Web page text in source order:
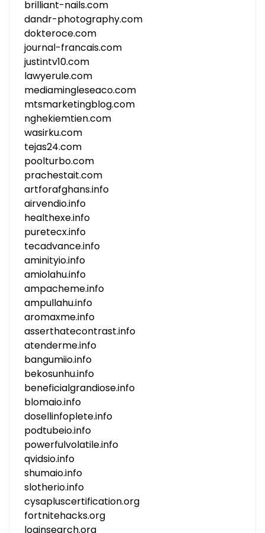
brilliant-nails.com
dandr-photography.com
dokteroce.com
journal-francais.com
justintv10.com
lawyerule.com
mediamingleseaco.com
mtsmarketingblog.com
nghekiemtien.com
wasirku.com
tejas24.com
poolturbo.com
prachestait.com
artforafghans.info
airvendio.info
healthexe.info
puretecx.info
tecadvance.info
aminityio.info
amiolahu.info
ampacheme.info
ampullahu.info
aromaxme.info
asserthatecontrast.info
atenderme.info
bangumiio.info
bekosunhu.info
beneficialgrandiose.info
blomaio.info
dosellinfoplete.info
podtubeio.info
powerfulvolatile.info
qvidsio.info
shumaio.info
slotherio.info
cysapluscertification.org
fortnitehacks.org
loginsearch.org